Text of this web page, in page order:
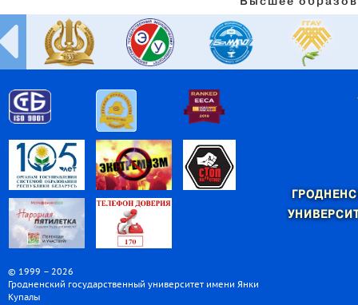
© 1999 – 2026
Гродненский государственный университет имени Янки
Купалы